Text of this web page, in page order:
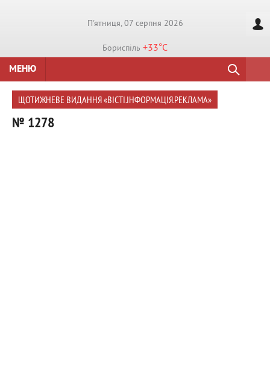
П'ятниця, 07 серпня 2026
Бориспiль +33°C
МЕНЮ
ЩОТИЖНЕВЕ ВИДАННЯ «ВІСТІ.ІНФОРМАЦІЯ.РЕКЛАМА»
№ 1278